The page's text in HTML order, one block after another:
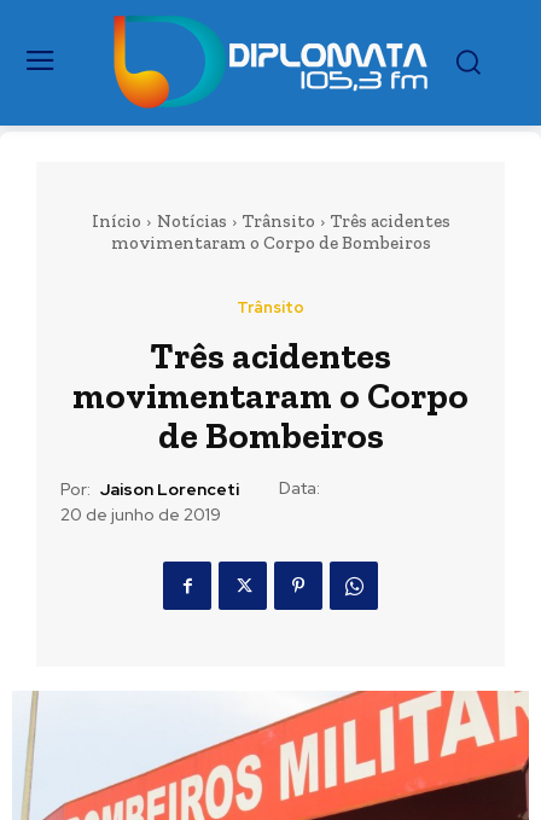
Início Notícias Trânsito
Três acidentes
movimentaram o Corpo de Bombeiros
Trânsito
Três acidentes
movimentaram o Corpo
de Bombeiros
Por: Jaison Lorenceti
Data:
20 de junho de 2019